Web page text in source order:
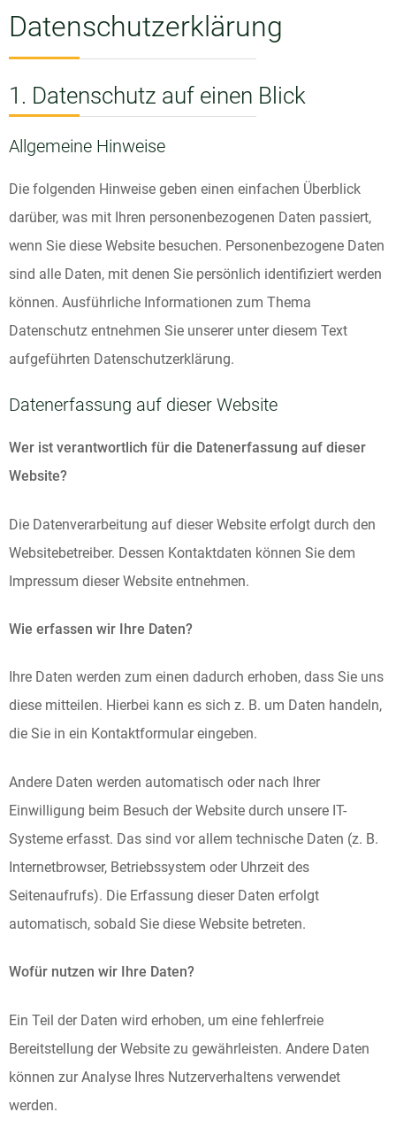
Datenschutzerklärung
1. Datenschutz auf einen Blick
Allgemeine Hinweise
Die folgenden Hinweise geben einen einfachen Überblick
darüber, was mit Ihren personenbezogenen Daten passiert,
wenn Sie diese Website besuchen. Personenbezogene Daten
sind alle Daten, mit denen Sie persönlich identifiziert werden
können. Ausführliche Informationen zum Thema
Datenschutz entnehmen Sie unserer unter diesem Text
aufgeführten Datenschutzerklärung.
Datenerfassung auf dieser Website
Wer ist verantwortlich für die Datenerfassung auf dieser
Website?
Die Datenverarbeitung auf dieser Website erfolgt durch den
Websitebetreiber. Dessen Kontaktdaten können Sie dem
Impressum dieser Website entnehmen.
Wie erfassen wir Ihre Daten?
Ihre Daten werden zum einen dadurch erhoben, dass Sie uns
diese mitteilen. Hierbei kann es sich z. B. um Daten handeln,
die Sie in ein Kontaktformular eingeben.
Andere Daten werden automatisch oder nach Ihrer
Einwilligung beim Besuch der Website durch unsere IT-
Systeme erfasst. Das sind vor allem technische Daten (z. B.
Internetbrowser, Betriebssystem oder Uhrzeit des
Seitenaufrufs). Die Erfassung dieser Daten erfolgt
automatisch, sobald Sie diese Website betreten.
Wofür nutzen wir Ihre Daten?
Ein Teil der Daten wird erhoben, um eine fehlerfreie
Bereitstellung der Website zu gewährleisten. Andere Daten
können zur Analyse Ihres Nutzerverhaltens verwendet
werden.